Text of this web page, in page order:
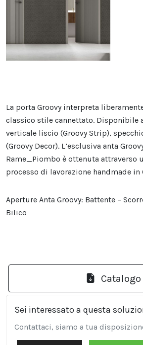
La porta Groovy interpreta
classico stile cannettato. Disponibile
verticale liscio (Groovy Strip),
(Groovy Decor). L’esclusiva anta
Rame_Piombo è ottenuta attraverso
processo di lavorazione handmade in
Aperture Anta Groovy: Battente –
Bilico
Catalogo
Sei interessato a questa
Contattaci, siamo a tua